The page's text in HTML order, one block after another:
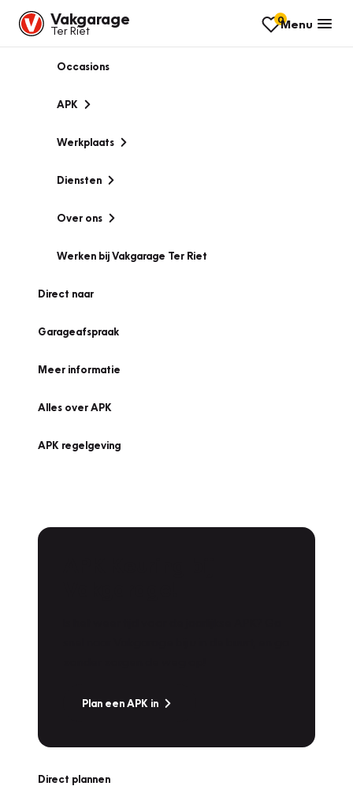
Vakgarage
Ter Riet
0Menu
Occasions
APK
Werkplaats
Diensten
Over ons
Werken bij Vakgarage Ter Riet
Direct naar
Garageafspraak
Meer informatie
Alles over APK
APK regelgeving
Plan een APK in
Direct plannen